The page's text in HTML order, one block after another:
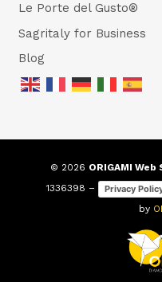
Le Porte del Gusto®
Sagritaly for Business
Blog
© 2026 ORIGAMI Web
1336398 –
Privacy
by